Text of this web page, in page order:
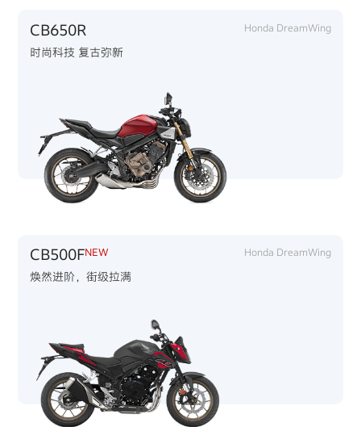
CB650R Honda DreamWing
时尚科技 复古弥新
CB500FNEW Honda DreamWing
焕然进阶，街级拉满